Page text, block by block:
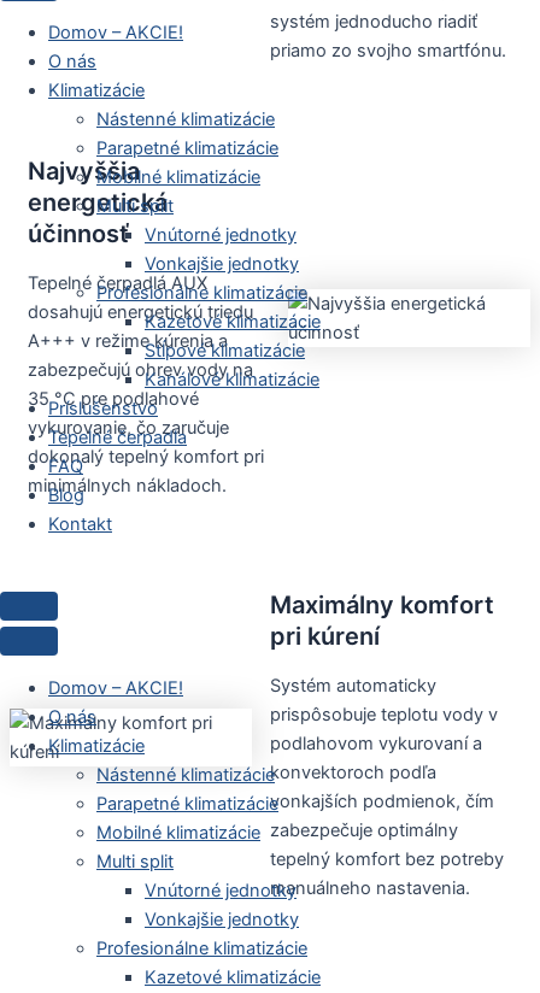
Domov – AKCIE!
O nás
Klimatizácie
Nástenné klimatizácie
Parapetné klimatizácie
Mobilné klimatizácie
Multi split
Vnútorné jednotky
Vonkajšie jednotky
Profesionálne klimatizácie
Kazetové klimatizácie
Stĺpové klimatizácie
Kanálové klimatizácie
Príslušenstvo
Tepelné čerpadla
FAQ
Blog
Kontakt
Domov – AKCIE!
O nás
Klimatizácie
Nástenné klimatizácie
Parapetné klimatizácie
Mobilné klimatizácie
Multi split
Vnútorné jednotky
Vonkajšie jednotky
Profesionálne klimatizácie
Kazetové klimatizácie
systém jednoducho riadiť
priamo zo svojho smartfónu.
Najvyššia
energetická
účinnosť
Tepelné čerpadlá AUX
dosahujú energetickú triedu
A+++ v režime kúrenia a
zabezpečujú ohrev vody na
35 °C pre podlahové
vykurovanie, čo zaručuje
dokonalý tepelný komfort pri
minimálnych nákladoch.
Maximálny komfort
pri kúrení
Systém automaticky
prispôsobuje teplotu vody v
podlahovom vykurovaní a
konvektoroch podľa
vonkajších podmienok, čím
zabezpečuje optimálny
tepelný komfort bez potreby
manuálneho nastavenia.